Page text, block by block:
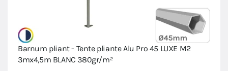
Barnum pliant - Tente pliante Alu Pro 45 LUXE M2
3mx4,5m BLANC 380gr/m²